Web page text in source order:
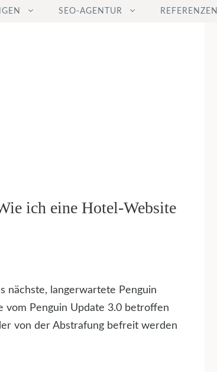
SEO-AGENTUR REFERENZEN
ich eine Hotel-Website
nächste, langerwartete Penguin
vom Penguin Update 3.0 betroffen
von der Abstrafung befreit werden